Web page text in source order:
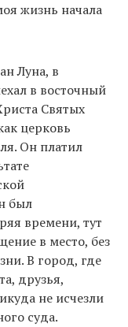
жизнь начала
Луна, в
в восточный
Святых
церковь
Он платил
был
времени, тут
в место, без
В город, где
друзья,
не исчезли
суда.